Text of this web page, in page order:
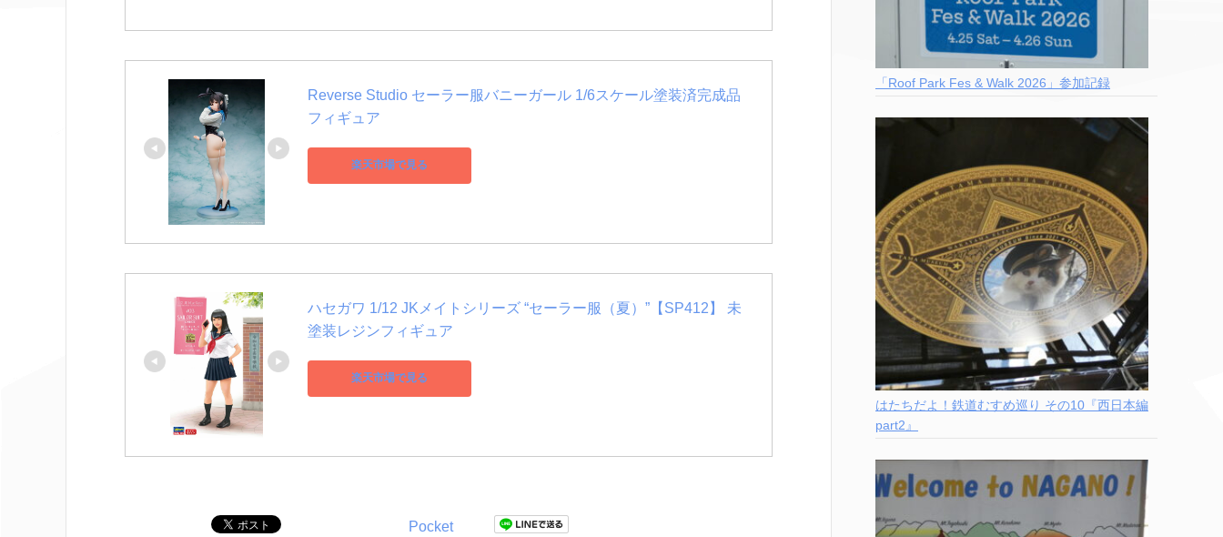
Reverse Studio セーラー服バニーガール 1/6スケール塗装済完成品
フィギュア
楽天市場で見る
ハセガワ 1/12 JKメイトシリーズ “セーラー服（夏）”【SP412】 未
塗装レジンフィギュア
楽天市場で見る
Pocket
「Roof Park Fes & Walk 2026」参加記録
はたちだよ！鉄道むすめ巡り その10『西日本編
part2』